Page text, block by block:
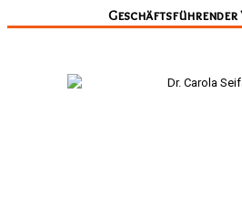
Geschäftsführender